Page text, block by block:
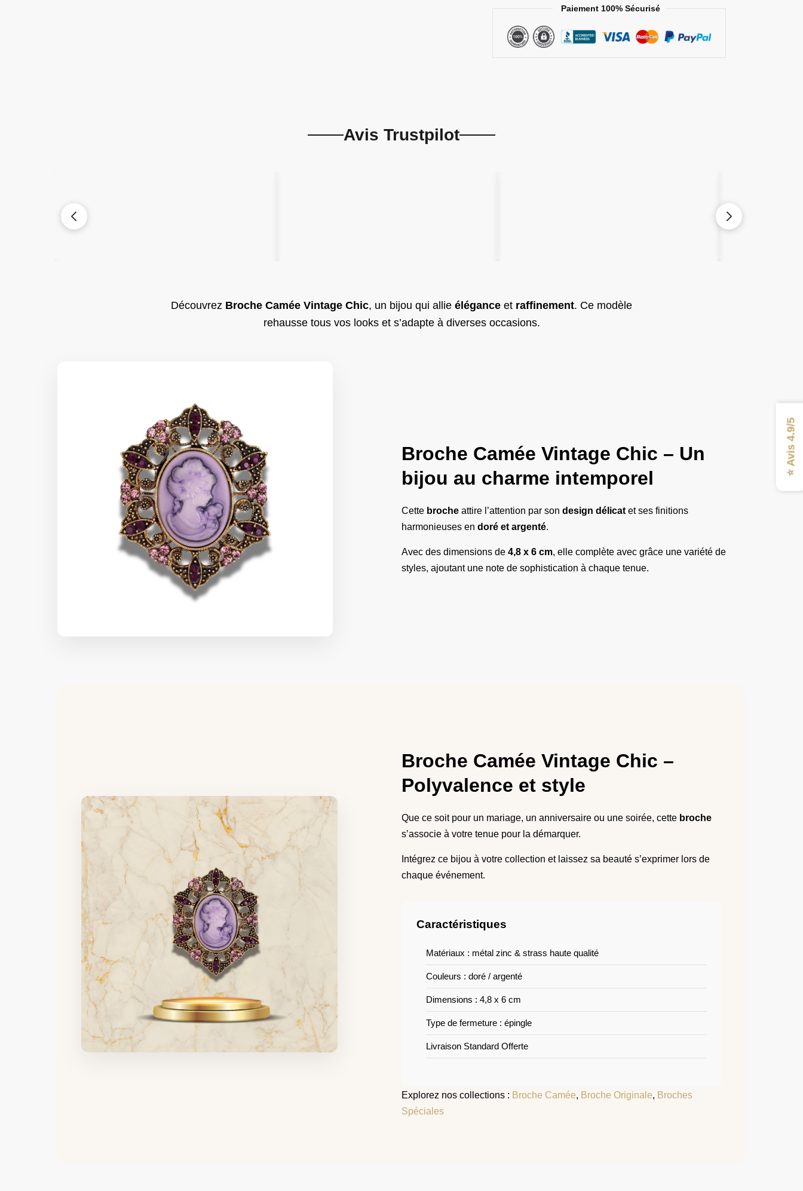
⭐ Avis 4.9/5
Paiement 100% Sécurisé
Avis Trustpilot
Découvrez Broche Camée Vintage Chic, un bijou qui allie élégance et raffinement. Ce modèle
rehausse tous vos looks et s’adapte à diverses occasions.
Broche Camée Vintage Chic – Un
bijou au charme intemporel
Cette broche attire l’attention par son design délicat et ses finitions
harmonieuses en doré et argenté.
Avec des dimensions de 4,8 x 6 cm, elle complète avec grâce une variété de
styles, ajoutant une note de sophistication à chaque tenue.
Broche Camée Vintage Chic –
Polyvalence et style
Que ce soit pour un mariage, un anniversaire ou une soirée, cette broche
s’associe à votre tenue pour la démarquer.
Intégrez ce bijou à votre collection et laissez sa beauté s’exprimer lors de
chaque événement.
Caractéristiques
Matériaux : métal zinc & strass haute qualité
Couleurs : doré / argenté
Dimensions : 4,8 x 6 cm
Type de fermeture : épingle
Livraison Standard Offerte
Explorez nos collections : Broche Camée, Broche Originale, Broches
Spéciales